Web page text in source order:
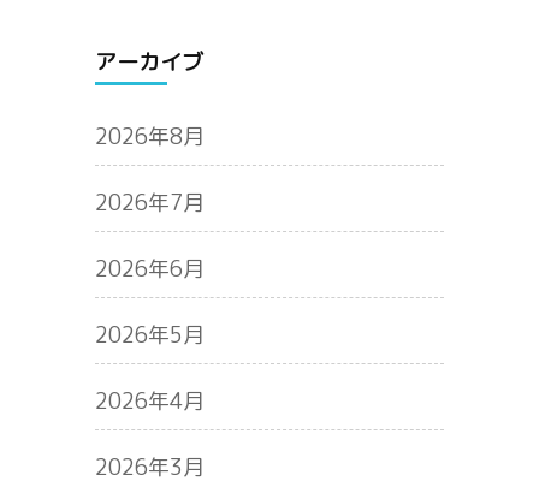
アーカイブ
2026年8月
2026年7月
2026年6月
2026年5月
2026年4月
2026年3月